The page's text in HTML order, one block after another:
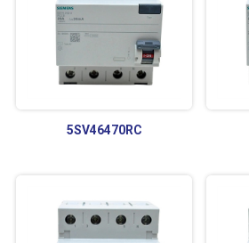
5SV46470RC